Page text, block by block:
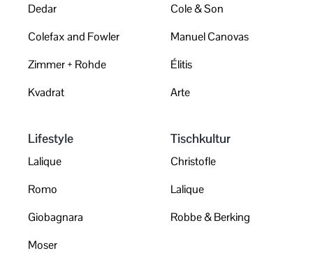
Dedar
Colefax and Fowler
Zimmer + Rohde
Kvadrat
Cole & Son
Manuel Canovas
Élitis
Arte
Lifestyle
Lalique
Romo
Giobagnara
Moser
Tischkultur
Christofle
Lalique
Robbe & Berking